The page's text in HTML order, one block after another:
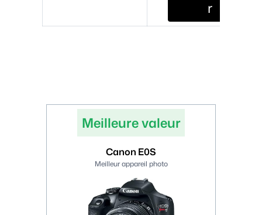
r
Meilleure valeur
Canon E0S
Meilleur appareil photo